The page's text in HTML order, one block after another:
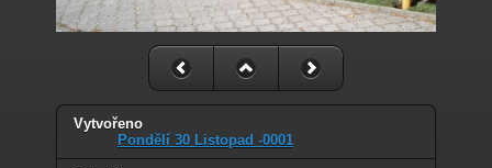
Vytvořeno
Pondělí 30 Listopad -0001